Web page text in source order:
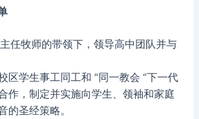
任牧师的带领下，领导高中团队并与
区学生事工同工和 “同一教会 “下一代
作，制定并实施向学生、领袖和家庭
的圣经策略。